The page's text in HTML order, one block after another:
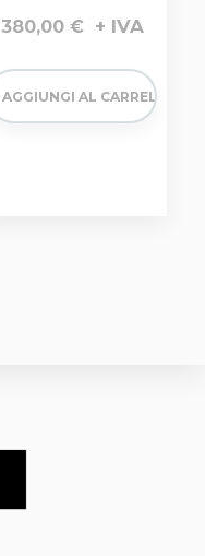
380,00 €
AGGIUNGI AL CARRELLO